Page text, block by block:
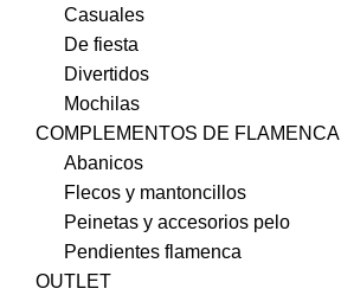
Casuales
De fiesta
Divertidos
Mochilas
COMPLEMENTOS DE FLAMENCA
Abanicos
Flecos y mantoncillos
Peinetas y accesorios pelo
Pendientes flamenca
OUTLET